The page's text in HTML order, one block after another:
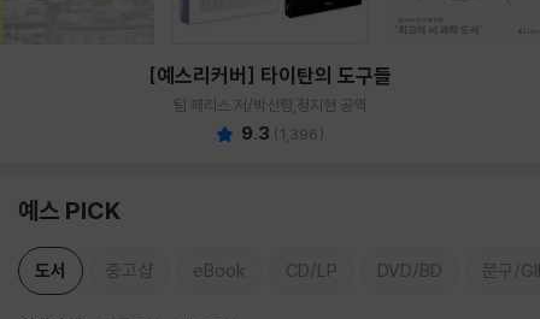
[예스리커버] 타이탄의 도구들
팀 페리스 저/박선령,정지현 공역
9.3 (1,396)
예스 PICK
도서 중고샵 eBook CD/LP DVD/BD 문구/